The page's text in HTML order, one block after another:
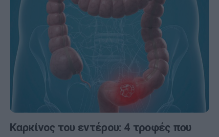
Καρκίνος του εντέρου: 4 τροφές που